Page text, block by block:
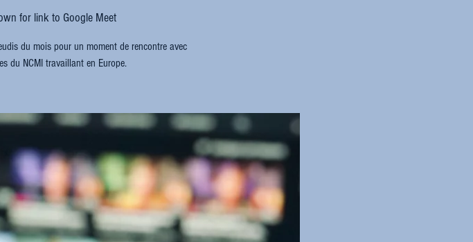
for link to Google Meet
du mois pour un moment de rencontre avec
du NCMI travaillant en Europe.